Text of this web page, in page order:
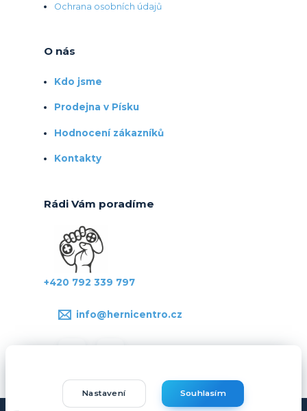
Ochrana osobních údajů
O nás
Kdo jsme
Prodejna v Písku
Hodnocení zákazníků
Kontakty
Rádi Vám poradíme
+420 792 339 797
info@hernicentro.cz
Nastavení Souhlasím